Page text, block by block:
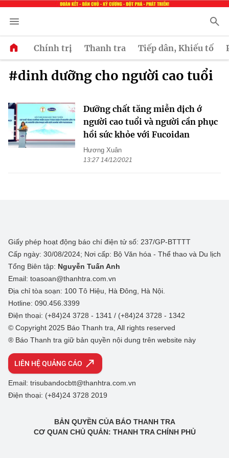
Chính trị Thanh tra Tiếp dân, Khiếu tố
#dinh dưỡng cho người cao tuổi
Dưỡng chất tăng miễn dịch ớ
người cao tuổi và người cần phục
hồi sức khỏe với Fucoidan
Hương Xuân
13:27 14/12/2021
Giấy phép hoạt động báo chí điện tử số: 237/GP-BTTTT
Cấp ngày: 30/08/2024; Nơi cấp: Bộ Văn hóa - Thể thao và Du lịch
Tổng Biên tập: Nguyễn Tuấn Anh
Email: toasoan@thanhtra.com.vn
Địa chỉ tòa soạn: 100 Tô Hiệu, Hà Đông, Hà Nội.
Hotline: 090.456.3399
Điện thoại: (+84)24 3728 - 1341 / (+84)24 3728 - 1342
© Copyright 2025 Báo Thanh tra, All rights reserved
® Báo Thanh tra giữ bản quyền nội dung trên website này
LIÊN HỆ QUẢNG CÁO
Email: trisubandocbtt@thanhtra.com.vn
Điện thoại: (+84)24 3728 2019
BẢN QUYỀN CỦA BÁO THANH TRA
CƠ QUAN CHỦ QUẢN: THANH TRA CHÍNH PHỦ